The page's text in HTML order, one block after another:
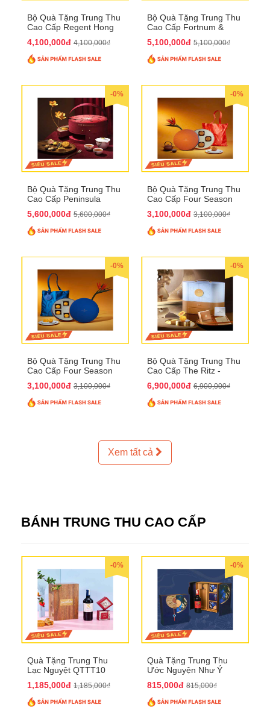
Bộ Quà Tặng Trung Thu
Cao Cấp Regent Hong
4,100,000đ 4,100,000₫
Bộ Quà Tặng Trung Thu
Cao Cấp Fortnum &
5,100,000đ 5,100,000₫
-0%
Bộ Quà Tặng Trung Thu
Cao Cấp Peninsula
5,600,000đ 5,600,000₫
-0%
Bộ Quà Tặng Trung Thu
Cao Cấp Four Season
3,100,000đ 3,100,000₫
-0%
Bộ Quà Tặng Trung Thu
Cao Cấp Four Season
3,100,000đ 3,100,000₫
-0%
Bộ Quà Tặng Trung Thu
Cao Cấp The Ritz -
6,900,000đ 6,900,000₫
Xem tất cả
BÁNH TRUNG THU CAO CẤP
-0%
Quà Tặng Trung Thu
Lạc Nguyệt QTTT10
1,185,000đ 1,185,000₫
-0%
Quà Tặng Trung Thu
Ước Nguyện Như Ý
815,000đ 815,000₫